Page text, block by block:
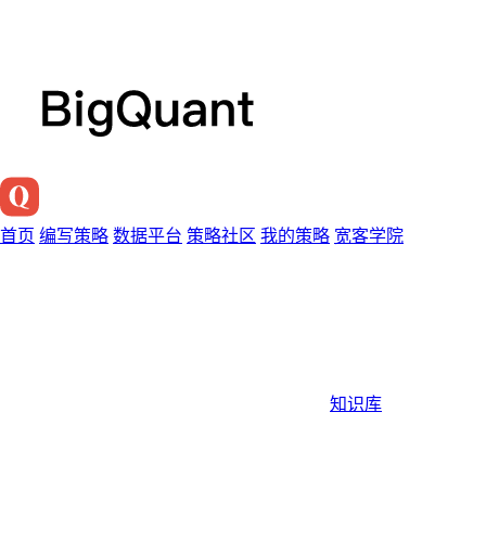
首页 编写策略 数据平台 策略社区 我的策略 宽客学院
知识库